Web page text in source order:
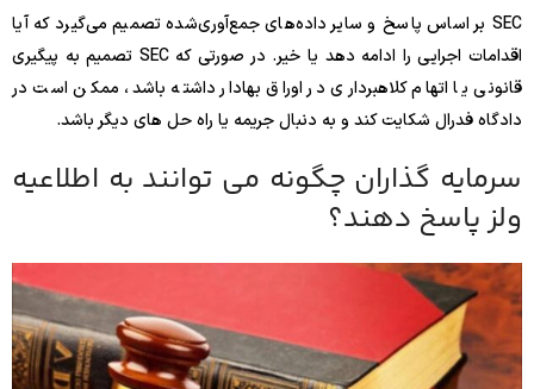
SEC بر اساس پاسخ و سایر داده‌های جمع‌آوری‌شده تصمیم می‌گیرد که آیا
اقدامات اجرایی را ادامه دهد یا خیر. در صورتی که SEC تصمیم به پیگیری
قانونی یا اتهام کلاهبرداری در اوراق بهادار داشته باشد، ممکن است در
دادگاه فدرال شکایت کند و به دنبال جریمه یا راه حل های دیگر باشد.
سرمایه گذاران چگونه می توانند به اطلاعیه
ولز پاسخ دهند؟